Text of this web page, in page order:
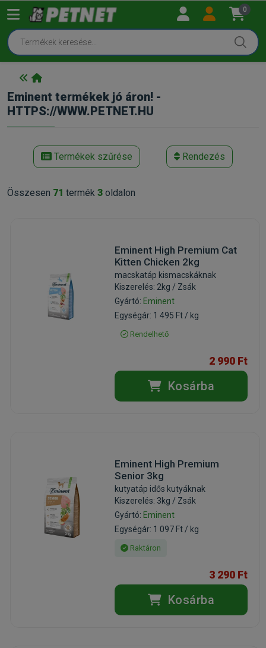
0
Eminent termékek jó áron! -
HTTPS://WWW.PETNET.HU
Termékek szűrése Rendezés
Összesen 71 termék 3 oldalon
Eminent High Premium Cat
Kitten Chicken 2kg
macskatáp kismacskáknak
Kiszerelés: 2kg / Zsák
Gyártó: Eminent
Egységár: 1 495 Ft / kg
Rendelhető
2 990 Ft
Kosárba
Eminent High Premium
Senior 3kg
kutyatáp idős kutyáknak
Kiszerelés: 3kg / Zsák
Gyártó: Eminent
Egységár: 1 097 Ft / kg
Raktáron
3 290 Ft
Kosárba